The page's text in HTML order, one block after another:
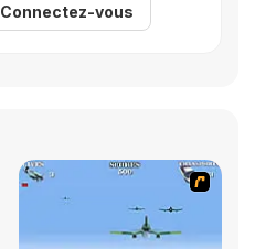
Connectez-vous